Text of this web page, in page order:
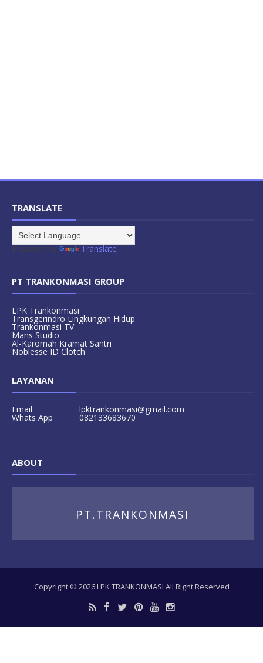
TRANSLATE
Powered by Translate
PT TRANKONMASI GROUP
LPK Trankonmasi
Transgerindro Lingkungan Hidup
Trankonmasi TV
Mans Studio
Al-Karomah Kramat Santri
Noblesse ID Clotch
LAYANAN
Email lpktrankonmasi@gmail.com
Whats App 082133683670
ABOUT
PT.TRANKONMASI
Copyright © 2026LPK TRANKONMASI All Right Reserved